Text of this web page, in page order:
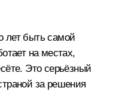
лет быть самой
на местах,
Это серьёзный
за решения